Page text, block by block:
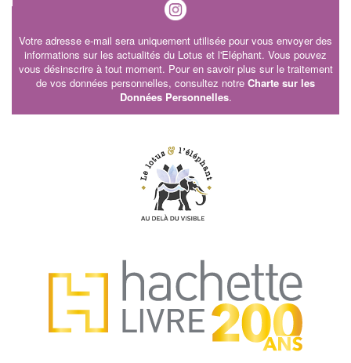
Votre adresse e-mail sera uniquement utilisée pour vous envoyer des
informations sur les actualités du Lotus et l'Eléphant. Vous pouvez
vous désinscrire à tout moment. Pour en savoir plus sur le traitement
de vos données personnelles, consultez notre Charte sur les
Données Personnelles.